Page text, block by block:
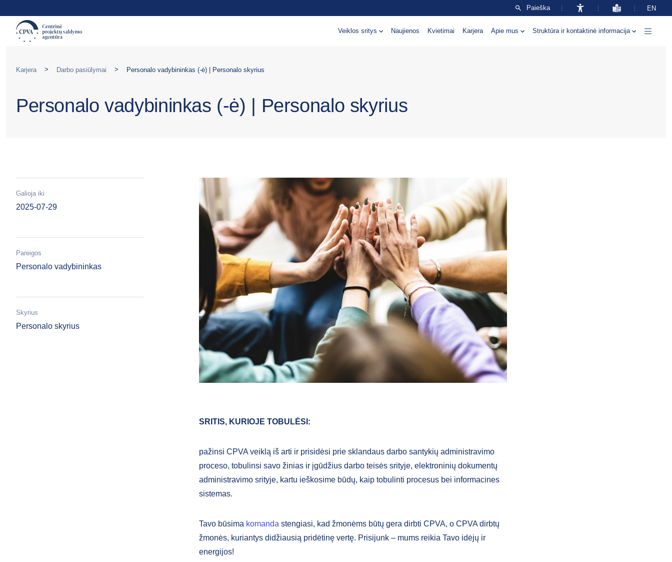
Paieška EN
Veiklos sritys Naujienos Kvietimai Karjera Apie mus Struktūra ir kontaktinė informacija
Karjera > Darbo pasiūlymai > Personalo vadybininkas (-ė) | Personalo skyrius
Personalo vadybininkas (-ė) | Personalo skyrius
Galioja iki
2025-07-29
Pareigos
Personalo vadybininkas
Skyrius
Personalo skyrius
SRITIS, KURIOJE TOBULĖSI:
pažinsi CPVA veiklą iš arti ir prisidėsi prie sklandaus darbo santykių administravimo
proceso, tobulinsi savo žinias ir įgūdžius darbo teisės srityje, elektroninių dokumentų
administravimo srityje, kartu ieškosime būdų, kaip tobulinti procesus bei informacines
sistemas.
Tavo būsima komanda stengiasi, kad žmonėms būtų gera dirbti CPVA, o CPVA dirbtų
žmonės, kuriantys didžiausią pridėtinę vertę. Prisijunk – mums reikia Tavo idėjų ir
energijos!